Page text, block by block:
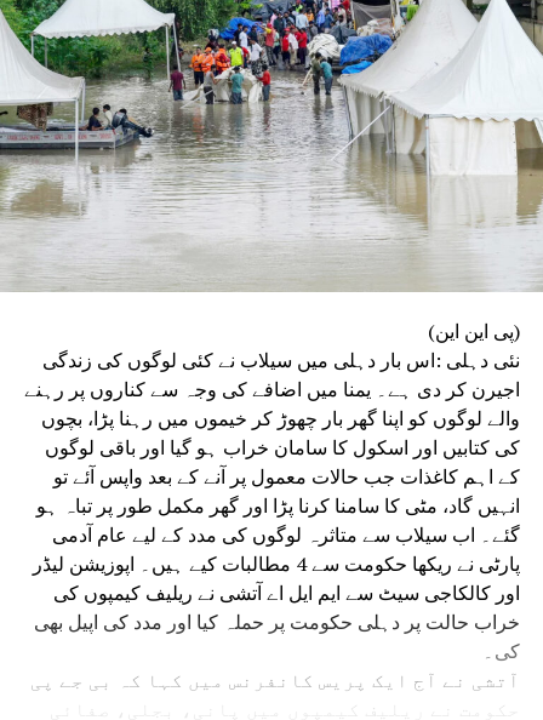
(پی این این)
نئی دہلی :اس بار دہلی میں سیلاب نے کئی لوگوں کی زندگی
اجیرن کر دی ہے۔ یمنا میں اضافے کی وجہ سے کناروں پر رہنے
والے لوگوں کو اپنا گھر بار چھوڑ کر خیموں میں رہنا پڑا، بچوں
کی کتابیں اور اسکول کا سامان خراب ہو گیا اور باقی لوگوں
کے اہم کاغذات جب حالات معمول پر آنے کے بعد واپس آئے تو
انہیں گاد، مٹی کا سامنا کرنا پڑا اور گھر مکمل طور پر تباہ ہو
گئے۔ اب سیلاب سے متاثرہ لوگوں کی مدد کے لیے عام آدمی
پارٹی نے ریکھا حکومت سے 4 مطالبات کیے ہیں۔ اپوزیشن لیڈر
اور کالکاجی سیٹ سے ایم ایل اے آتشی نے ریلیف کیمپوں کی
خراب حالت پر دہلی حکومت پر حملہ کیا اور مدد کی اپیل بھی
کی۔
آتشی نے آج ایک پریس کانفرنس میں کہا کہ بی جے پی
حکومت نے ریلیف کیمپوں میں پانی، بجلی، صفائی